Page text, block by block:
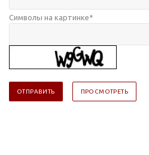
Символы на картинке*